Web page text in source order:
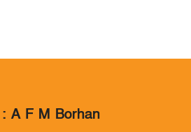
A F M Borhan